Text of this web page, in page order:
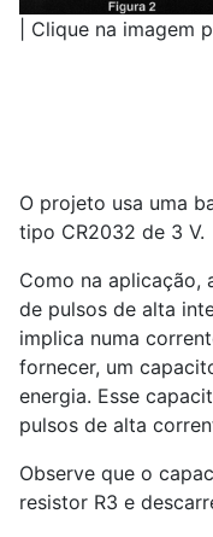
| Clique na imagem
O projeto usa uma
tipo CR2032 de 3 V.
Como na aplicação,
de pulsos de alta
implica numa
fornecer, um
energia. Esse
pulsos de alta
Observe que o
resistor R3 e